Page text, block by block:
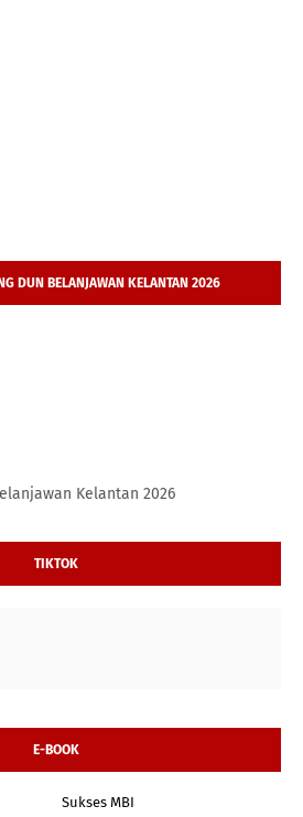
DUN BELANJAWAN KELANTAN 2026
Kelantan 2026
TIKTOK
E-BOOK
Sukses MBI